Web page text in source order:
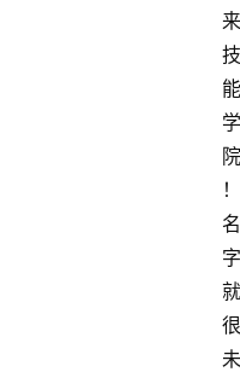
来
技
能
学
院
！
名
字
就
很
未